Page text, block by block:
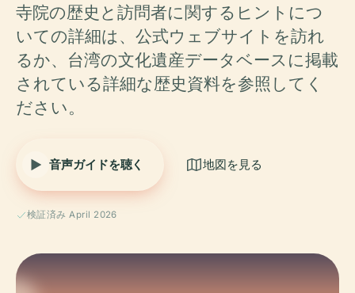
寺院の歴史と訪問者に関するヒントにつ
いての詳細は、公式ウェブサイトを訪れ
るか、台湾の文化遺産データベースに掲載
されている詳細な歴史資料を参照してく
ださい。
音声ガイドを聴く 地図を見る
検証済み April 2026